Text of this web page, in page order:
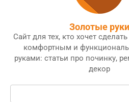
Золотые руки
Сайт для тех, кто хочет
комфортным и
руками: статьи про починку,
декор
Поиск: